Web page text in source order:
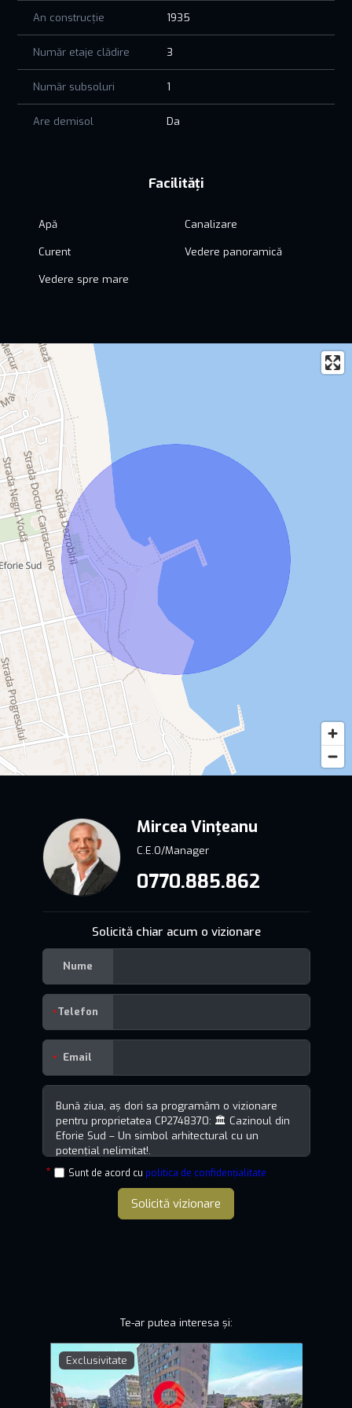
An construcție 1935
Număr etaje clădire 3
Număr subsoluri 1
Are demisol Da
Facilități
Apă Canalizare
Curent Vedere panoramică
Vedere spre mare
Mircea Vințeanu
C.E.O/Manager
0770.885.862
Solicită chiar acum o vizionare
Nume
Telefon
Email
Sunt de acord cu politica de confidențialitate
Solicită vizionare
Te-ar putea interesa și:
Exclusivitate